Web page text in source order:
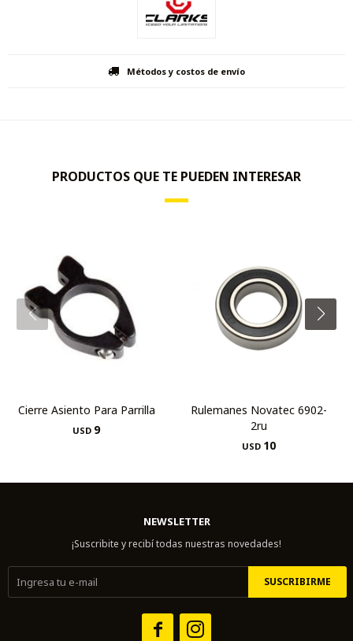
Métodos y costos de envío
PRODUCTOS QUE TE PUEDEN INTERESAR
Cierre Asiento Para Parrilla
USD 9
Rulemanes Novatec 6902-
2ru
USD 10
NEWSLETTER
¡Suscribite y recibí todas nuestras novedades!
SUSCRIBIRME
 